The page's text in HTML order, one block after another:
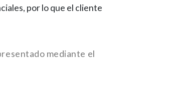
por lo que el cliente
mediante el